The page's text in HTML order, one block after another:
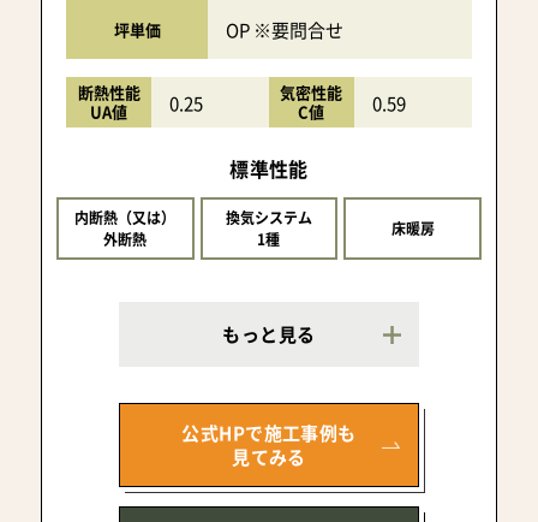
坪単価 OP ※要問合せ
断熱性能
UA値
0.25
気密性能
C値
0.59
標準性能
内断熱（又は）
外断熱
換気システム
1種
床暖房
もっと見る
公式HPで施工事例も
見てみる